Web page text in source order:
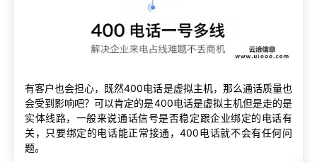
有客户也会担心，既然400电话是虚拟主机，那么通话质量也
会受到影响吧？可以肯定的是400电话是虚拟主机但是走的是
实体线路，一般来说通话信号是否稳定跟企业绑定的电话有
关，只要绑定的电话能正常接通，400电话就不会有任何问
题。